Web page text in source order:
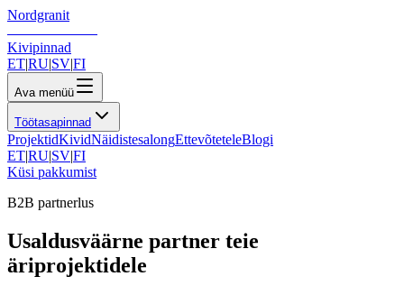
Nordgranit
Kivipinnad
ET|RU|SV|FI
Ava menüü
Töötasapinnad
ProjektidKividNäidistesalongEttevõteteleBlogi
ET|RU|SV|FI
Küsi pakkumist
B2B partnerlus
Usaldusväärne partner teie
äriprojektidele